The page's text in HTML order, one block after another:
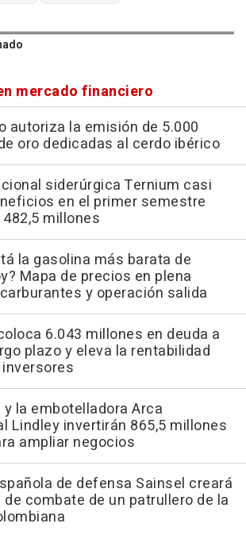
mercado financiero
autoriza la emisión de 5.000
oro dedicadas al cerdo ibérico
siderúrgica Ternium casi
en el primer semestre
millones
la gasolina más barata de
Mapa de precios en plena
y operación salida
6.043 millones en deuda a
plazo y eleva la rentabilidad
y la embotelladora Arca
Lindley invertirán 865,5 millones
ampliar negocios
de defensa Sainsel creará
combate de un patrullero de la